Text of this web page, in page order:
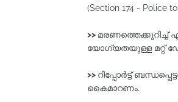
(Section 174 - Police
>> മരണത്തെക്കുറിച്ച്‌
യോഗ്യതയുള്ള മറ്റ്‌
>> റിപ്പോർട്ട്
കൈമാറണം.